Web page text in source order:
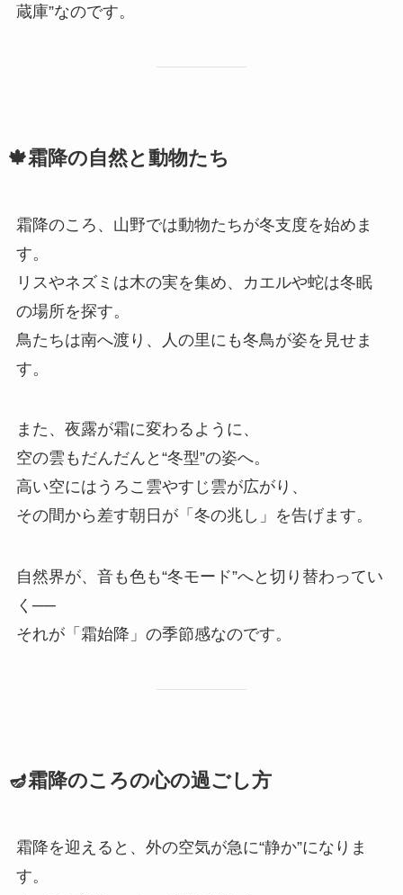
蔵庫”なのです。
🍁霜降の自然と動物たち
霜降のころ、山野では動物たちが冬支度を始めま
す。
リスやネズミは木の実を集め、カエルや蛇は冬眠
の場所を探す。
鳥たちは南へ渡り、人の里にも冬鳥が姿を見せま
す。
また、夜露が霜に変わるように、
空の雲もだんだんと“冬型”の姿へ。
高い空にはうろこ雲やすじ雲が広がり、
その間から差す朝日が「冬の兆し」を告げます。
自然界が、音も色も“冬モード”へと切り替わってい
く──
それが「霜始降」の季節感なのです。
🪔霜降のころの心の過ごし方
霜降を迎えると、外の空気が急に“静か”になりま
す。